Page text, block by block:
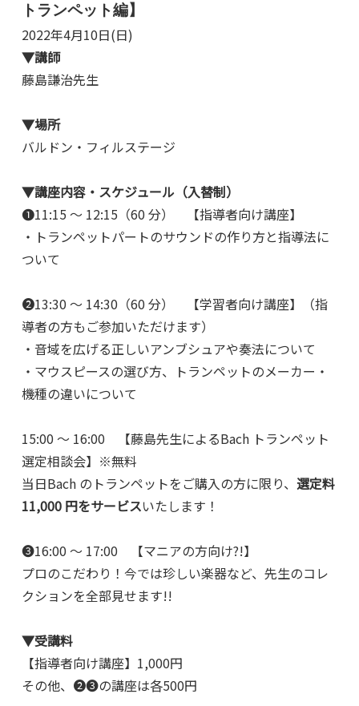
トランペット編】
2022年4月10日(日)
▼講師
藤島謙治先生
▼場所
バルドン・フィルステージ
▼講座内容・スケジュール（入替制）
❶11:15 ～ 12:15（60 分） 【指導者向け講座】
・トランペットパートのサウンドの作り方と指導法に
ついて
❷13:30 ～ 14:30（60 分） 【学習者向け講座】（指
導者の方もご参加いただけます）
・音域を広げる正しいアンブシュアや奏法について
・マウスピースの選び方、トランペットのメーカー・
機種の違いについて
15:00 ～ 16:00 【藤島先生によるBach トランペット
選定相談会】※無料
当日Bach のトランペットをご購入の方に限り、 選定料
11,000 円をサービスいたします！
❸16:00 ～ 17:00 【マニアの方向け?!】
プロのこだわり！今では珍しい楽器など、先生のコレ
クションを全部見せます!!
▼受講料
【指導者向け講座】1,000円
その他、❷❸の講座は各500円